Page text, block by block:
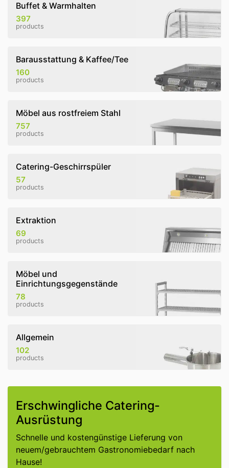
Buffet & Warmhalten
397
products
Barausstattung & Kaffee/Tee
160
products
Möbel aus rostfreiem Stahl
757
products
Catering-Geschirrspüler
57
products
Extraktion
69
products
Möbel und
Einrichtungsgegenstände
78
products
Allgemein
102
products
Erschwingliche Catering-
Ausrüstung
Schnelle und kostengünstige Lieferung von
neuem/gebrauchtem Gastronomiebedarf nach
Hause!